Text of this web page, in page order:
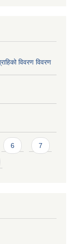
विवरण विवरण
6 7